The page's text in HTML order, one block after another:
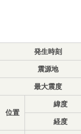
発生時刻
震源地
最大震度
位置
緯度
経度